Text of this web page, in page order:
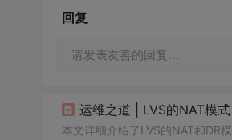
回复
请发表友善的回复…
运维之道 | LVS的NAT模
本文详细介绍了LVS的NAT和DR